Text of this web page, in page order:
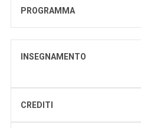
PROGRAMMA
INSEGNAMENTO
CREDITI